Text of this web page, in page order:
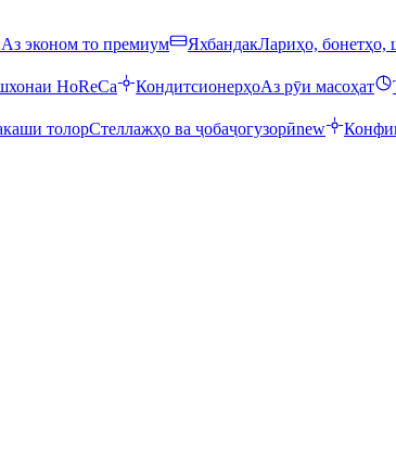
Аз эконом то премиум ЯхбандакЛариҳо, бонетҳо,
HoReCa КондитсионерҳоАз рӯи масоҳат
толорСтеллажҳо ва ҷобаҷогузорӣnew